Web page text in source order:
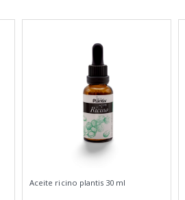
Aceite ricino plantis 30 ml